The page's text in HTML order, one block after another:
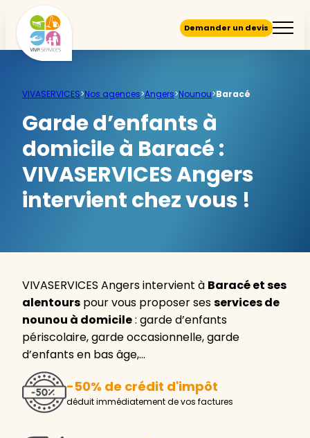
Demander un devis
VIVASERVICES>Nos agences>Angers>Nounou>Baracé
Garde d’enfants à
domicile à Baracé :
VIVASERVICES Angers
intervient chez vous !
VIVASERVICES Angers intervient à Baracé et ses
alentours pour vous proposer sesservices de
nounou à domicile: garde d’enfants
périscolaire, garde occasionnelle, garde
d’enfants en bas âge,…
-50% de crédit d'impôt
déduit immédiatement de vos factures